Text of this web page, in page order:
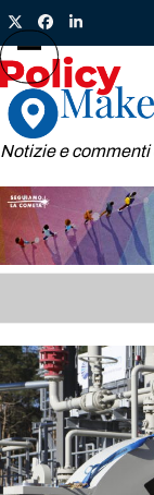
Skip
to
content
TwitterFacebook
LinkedIn
Notizie e commenti
Open
mobile
menu
Close
mobile
menu